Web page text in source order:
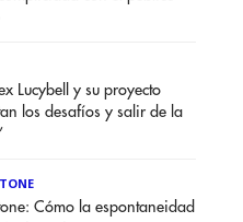
Lucybell y su proyecto
los desafíos y salir de la
Cómo la espontaneidad